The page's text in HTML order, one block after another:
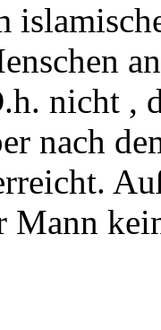
nicht ,
nach